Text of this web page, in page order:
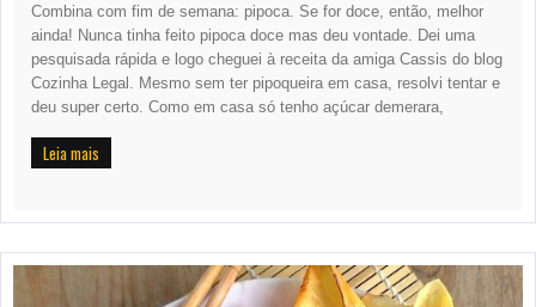
Combina com fim de semana: pipoca. Se for doce, então, melhor
ainda! Nunca tinha feito pipoca doce mas deu vontade. Dei uma
pesquisada rápida e logo cheguei à receita da amiga Cassis do blog
Cozinha Legal. Mesmo sem ter pipoqueira em casa, resolvi tentar e
deu super certo. Como em casa só tenho açúcar demerara,
Leia mais